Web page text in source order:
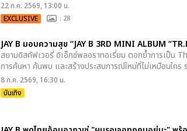
22 ก.ค. 2569, 13:00 น.
EXCLUSIVE
: 28
JAY B มอบความสุข “JAY B 3RD MINI ALBUM
สยามดิสคัฟเวอรี่ ดิเอ็กซ์พลอราทอเรี่ยม ตอกย้ำการเป็
การค้นหา ค้นพบ และสร้างประสบการณ์ใหม่ที่ไม่เหมือนใคร
8 ก.ค. 2569, 16:30 น.
บันเทิง